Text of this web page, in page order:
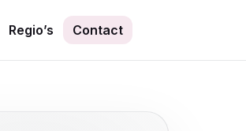
Regio’s Contact